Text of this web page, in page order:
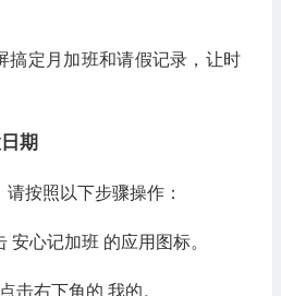
搞定月加班和请假记录，让时
期
按照以下步骤操作：
安心记加班 的应用图标。
击右下角的 我的。